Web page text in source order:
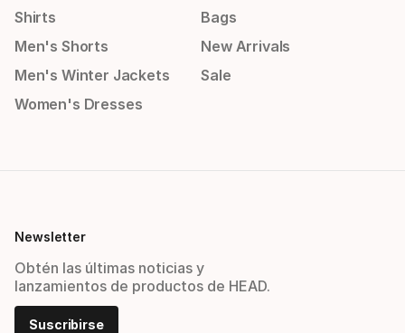
Shirts
Men's Shorts
Men's Winter Jackets
Women's Dresses
Bags
New Arrivals
Sale
Newsletter
Obtén las últimas noticias y
lanzamientos de productos de HEAD.
Suscribirse